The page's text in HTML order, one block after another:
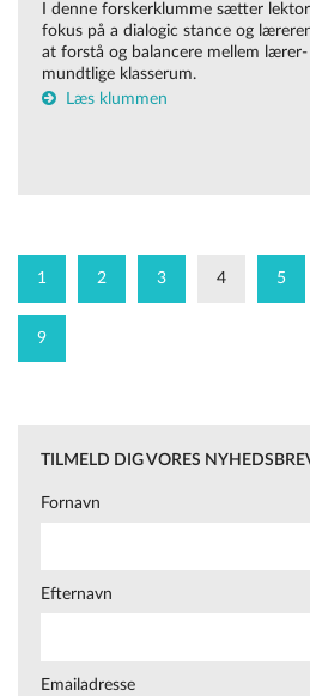
I denne forskerklumme sætter
fokus på a dialogic stance og
at forstå og balancere mellem
mundtlige klasserum.
Læs klummen
1 2 3 4 5
9
TILMELD DIG VORES
Fornavn
Efternavn
Emailadresse